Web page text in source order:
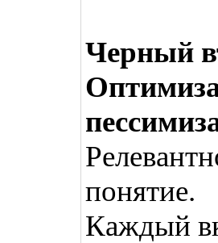
Черный
понятие.
Каждый